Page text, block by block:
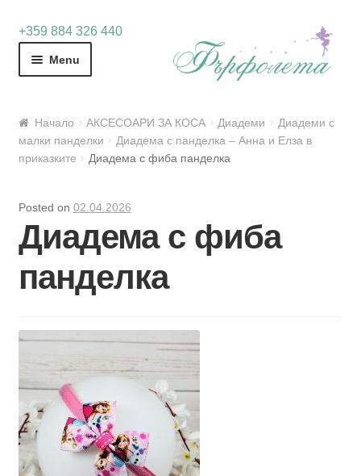
+359 884 326 440
Skip
Skip
Menu
Начало АКСЕСОАРИ ЗА КОСА Диадеми
Диадеми с
малки панделки
Диадема с панделка – Анна и Елза в
приказките
Диадема с фиба панделка
Posted on 02.04.2026
Диадема с фиба
панделка